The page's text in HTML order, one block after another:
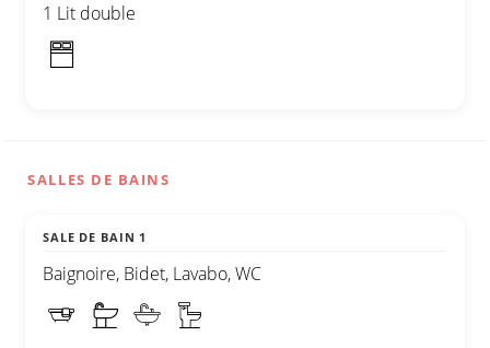
1 Lit double
SALLES DE BAINS
SALE DE BAIN 1
Baignoire, Bidet, Lavabo, WC